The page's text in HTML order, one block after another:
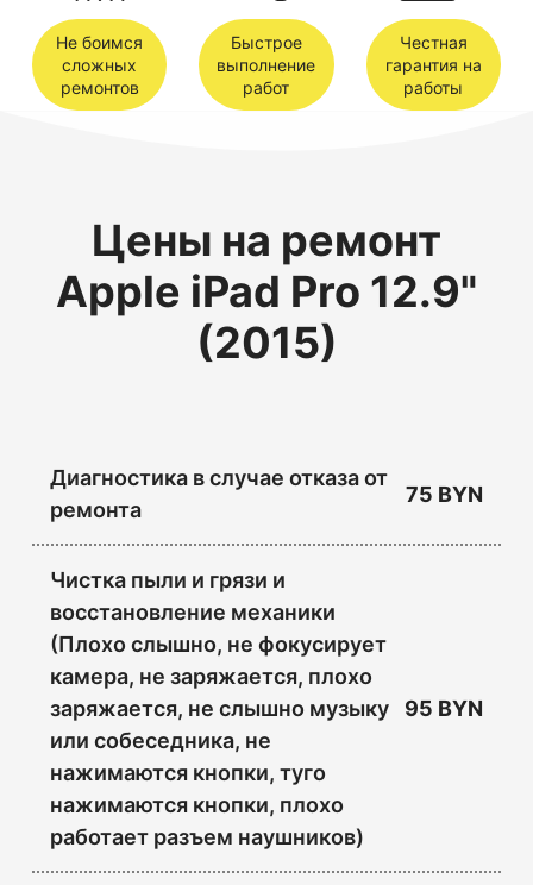
Не боимся
сложных
ремонтов
Быстрое
выполнение
работ
Честная
гарантия на
работы
Цены на ремонт
Apple iPad Pro 12.9"
(2015)
Диагностика в случае отказа от
ремонта
75 BYN
Чистка пыли и грязи и
восстановление механики
(Плохо слышно, не фокусирует
камера, не заряжается, плохо
заряжается, не слышно музыку
или собеседника, не
нажимаются кнопки, туго
нажимаются кнопки, плохо
работает разъем наушников)
95 BYN